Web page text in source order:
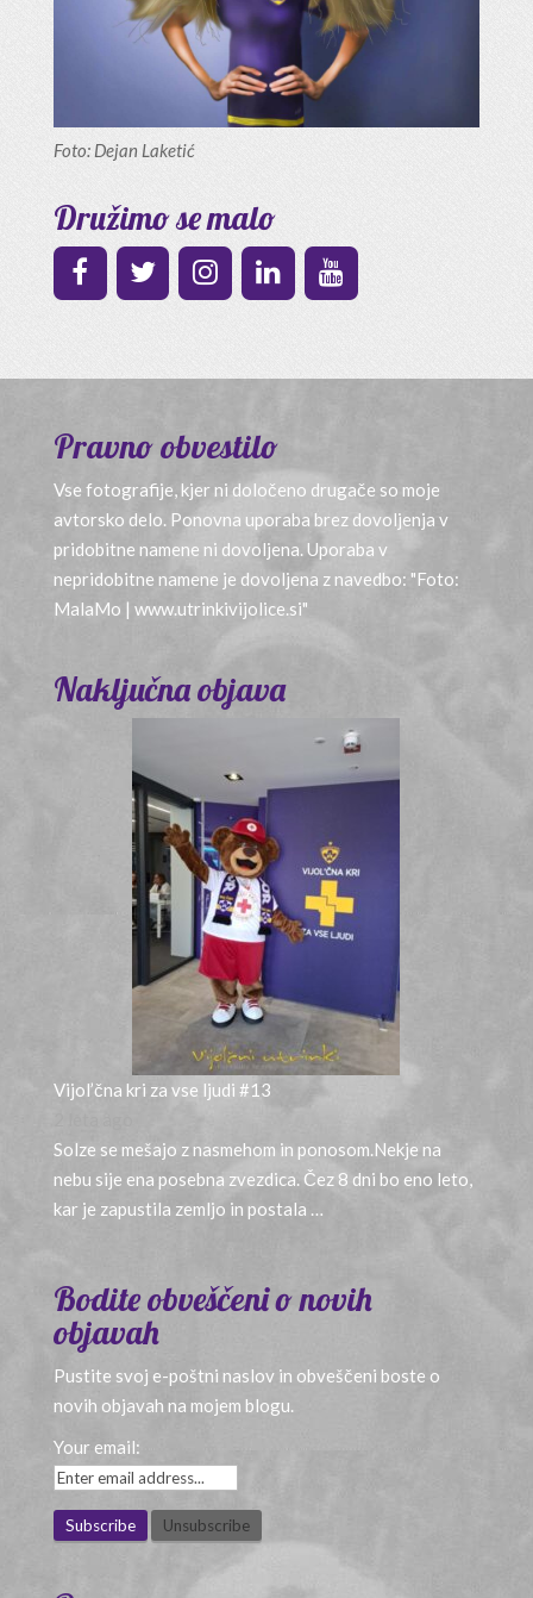
Foto: Dejan Laketić
Družimo se malo
Pravno obvestilo
Vse fotografije, kjer ni določeno drugače so moje
avtorsko delo. Ponovna uporaba brez dovoljenja v
pridobitne namene ni dovoljena. Uporaba v
nepridobitne namene je dovoljena z navedbo: "Foto:
MalaMo | www.utrinkivijolice.si"
Naključna objava
Vijol’čna kri za vse ljudi #13
Solze se mešajo z nasmehom in ponosom.Nekje na
nebu sije ena posebna zvezdica. Čez 8 dni bo eno leto,
kar je zapustila zemljo in postala …
Bodite obveščeni o novih
objavah
Pustite svoj e-poštni naslov in obveščeni boste o
novih objavah na mojem blogu.
Your email: